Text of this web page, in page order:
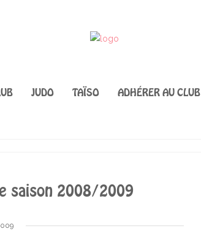
JUDO TAÏSO ADHÉRER AU CLUB
saison 2008/2009